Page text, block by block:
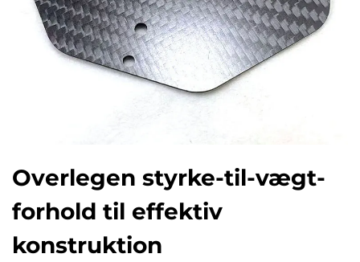
Overlegen styrke-til-vægt-
forhold til effektiv
konstruktion